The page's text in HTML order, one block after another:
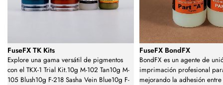
FuseFX TK Kits
Explore una gama versátil de pigmentos
con el TKX-1 Trial Kit.10g M-102 Tan10g M-
105 Blush10g F-218 Sasha Vein Blue10g F-
FuseFX BondFX
BondFX es un agente de
imprimación profesional
mejorando la adhesión